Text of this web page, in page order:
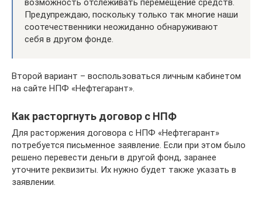
возможность отслеживать перемещение средств.
Предупреждаю, поскольку только так многие наши
соотечественники неожиданно обнаруживают
себя в другом фонде.
Второй вариант – воспользоваться личным кабинетом
на сайте НПФ «Нефтегарант».
Как расторгнуть договор с НПФ
Для расторжения договора с НПФ «Нефтегарант»
потребуется письменное заявление. Если при этом было
решено перевести деньги в другой фонд, заранее
уточните реквизиты. Их нужно будет также указать в
заявлении.